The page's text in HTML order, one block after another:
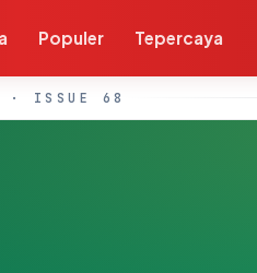
Populer Tepercaya
· ISSUE 68